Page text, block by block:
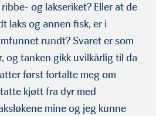
og lakser­iket? Eller at de
laks og annen fisk, er i
rundt? Svaret er som
og tanken gikk uvilkårlig til da
først fortalte meg om
kjøtt fra dyr med
mine og jeg kunne